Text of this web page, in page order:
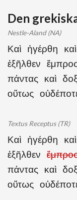
Den
Nestle-Aland (NA)
Καὶ ἠγέρθη
ἐξῆλθεν
πάντας καὶ
οὕτως
Textus Receptus (TR)
Καὶ ἠγέρθη
ἐξῆλθεν
πάντας καὶ
οὕτως